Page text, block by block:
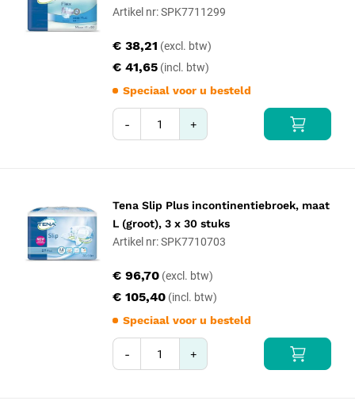
Artikel nr: SPK7711299
€ 41,65
€ 38,21
Speciaal voor u besteld
- +
Tena Slip Plus incontinentiebroek, maat
L (groot), 3 x 30 stuks
Artikel nr: SPK7710703
€ 105,40
€ 96,70
Speciaal voor u besteld
- +